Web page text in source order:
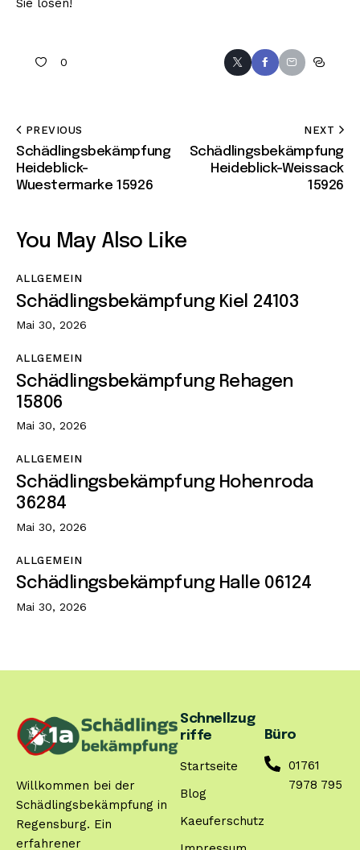
Sie lösen!
0
PREVIOUS
Schädlingsbekämpfung
Heideblick-
Wuestermarke 15926
NEXT
Schädlingsbekämpfung
Heideblick-Weissack
15926
You May Also Like
ALLGEMEIN
Schädlingsbekämpfung Kiel 24103
Mai 30, 2026
ALLGEMEIN
Schädlingsbekämpfung Rehagen
15806
Mai 30, 2026
ALLGEMEIN
Schädlingsbekämpfung Hohenroda
36284
Mai 30, 2026
ALLGEMEIN
Schädlingsbekämpfung Halle 06124
Mai 30, 2026
Willkommen bei der
Schädlingsbekämpfung in
Regensburg. Ein
erfahrener
Schnellzug
riffe
Startseite
Blog
Kaeuferschutz
Büro
01761
7978 795